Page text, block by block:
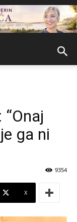
ga ni
9354
X